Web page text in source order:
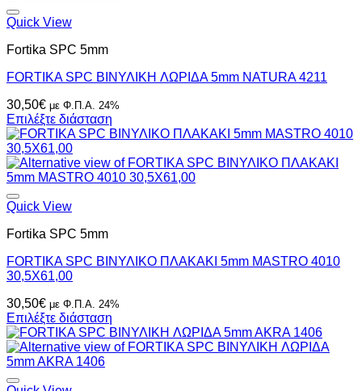
επιλογές
μπορούν
να
επιλεγούν
στη
σελίδα
του
προϊόντος
Quick View
Fortika SPC 5mm
FORTIKA SPC ΒΙΝΥΛΙΚH ΛΩΡΙΔΑ 5mm NATURA 4211
30,50€ με Φ.Π.Α. 24%
Επιλέξτε διάσταση
Quick View
Fortika SPC 5mm
FORTIKA SPC ΒΙΝΥΛΙΚΟ ΠΛΑΚΑΚΙ 5mm MASTRO 4010
30,5X61,00
30,50€ με Φ.Π.Α. 24%
Επιλέξτε διάσταση